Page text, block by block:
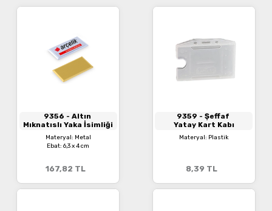
9356 - Altın
Mıknatıslı Yaka İsimliği
Materyal: Metal
Ebat: 6,3 x 4 cm
167,82 TL
9359 - Şeffaf
Yatay Kart Kabı
Materyal: Plastik
8,39 TL